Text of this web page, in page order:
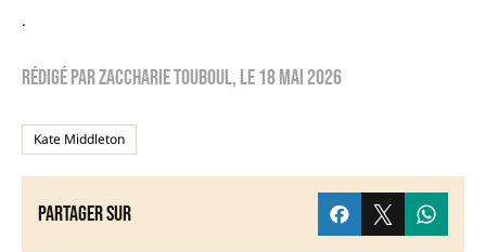
.
Rédigé parzaccharie touboul, le18 mai 2026
Kate Middleton
Partager sur